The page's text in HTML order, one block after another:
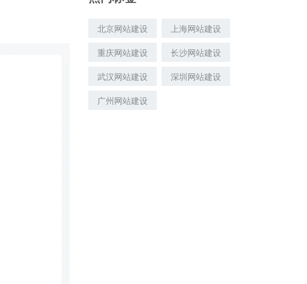
北京网站建设
上海网站建设
重庆网站建设
长沙网站建设
武汉网站建设
深圳网站建设
广州网站建设